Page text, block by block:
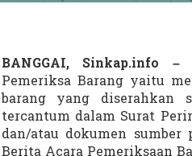
BANGGAI, Sinkap.info
Pemeriksa Barang yaitu
barang yang diserahkan
tercantum dalam Surat
dan/atau dokumen